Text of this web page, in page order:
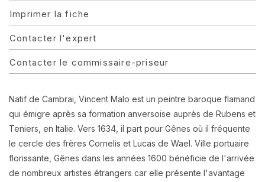
Imprimer la fiche
Contacter l'expert
Contacter le commissaire-priseur
Natif de Cambrai, Vincent Malo est un peintre baroque flamand
qui émigre après sa formation anversoise auprès de Rubens et
Teniers, en Italie. Vers 1634, il part pour Gênes où il fréquente
le cercle des frères Cornelis et Lucas de Wael. Ville portuaire
florissante, Gênes dans les années 1600 bénéficie de l'arrivée
de nombreux artistes étrangers car elle présente l'avantage